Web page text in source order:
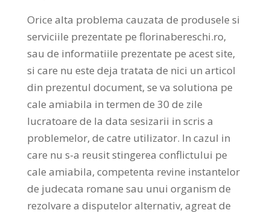
Orice alta problema cauzata de produsele si
serviciile prezentate pe florinabereschi.ro,
sau de informatiile prezentate pe acest site,
si care nu este deja tratata de nici un articol
din prezentul document, se va solutiona pe
cale amiabila in termen de 30 de zile
lucratoare de la data sesizarii in scris a
problemelor, de catre utilizator. In cazul in
care nu s-a reusit stingerea conflictului pe
cale amiabila, competenta revine instantelor
de judecata romane sau unui organism de
rezolvare a disputelor alternativ, agreat de